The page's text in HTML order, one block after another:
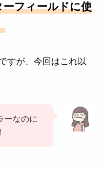
フィールドに使
すが、今回はこれ以
ーなのに